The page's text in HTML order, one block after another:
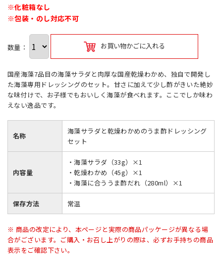
※化粧箱なし
※包装・のし対応不可
数量： お買い物かごに入れる
国産海藻7品目の海藻サラダと肉厚な国産乾燥わかめ、独自で開発し
た海藻専用ドレッシングのセット。甘さに加えて少し酢がきいた絶妙
な味付けで、お子様でもおいしく海藻が食べれます。ここでしか味わ
えない逸品です。
名称
海藻サラダと乾燥わかめのうま酢ドレッシング
セット
内容量
・海藻サラダ（33g）×1
・乾燥わかめ（45g）×1
・海藻に合ううま酢だれ（280ml）×1
保存方法 常温
※ 商品の改定により、本ページと実際の商品パッケージが異なる場
合がございます。ご購入・お召し上がりの際は、必ずお手持ちの商品
表示をご確認下さい。